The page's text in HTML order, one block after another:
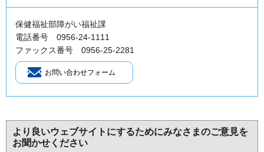
保健福祉部障がい福祉課
電話番号 0956-24-1111
ファックス番号 0956-25-2281
より良いウェブサイトにするためにみなさまのご意見を
お聞かせください